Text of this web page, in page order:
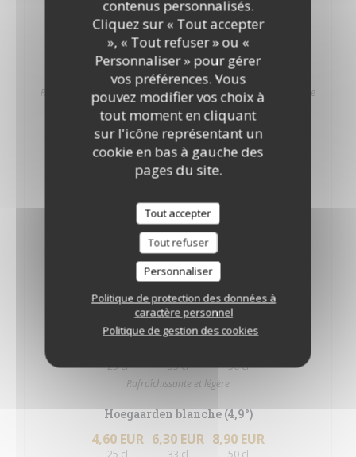
contenus personnalisés.
Cliquez sur « Tout accepter
», « Tout refuser » ou «
Personnaliser » pour gérer
vos préférences. Vous
pouvez modifier vos choix à
tout moment en cliquant
sur l'icône représentant un
cookie en bas à gauche des
pages du site.
Tout accepter
Tout refuser
Personnaliser
Politique de protection des données à
caractère personnel
Politique de gestion des cookies
Leffe Blonde (6,6°)
4,60 EUR
25 cl
6,30 EUR
33 cl
8,90 EUR
50 cl
Robe dorée et lumineuse, Douces nuances de vanille et de clou de
girofle
Leffe Ruby (5°)
5,50 EUR 6,90 EUR
33 cl
9,90 EUR
rose
Leffe Triple Karmeliet (8,4°)
5,90 EUR 7,70 EUR
33 cl
10,90 EUR
Bière belge aux arômes fruités d'agrumes et notes vanillées
Bud (5°)
25 cl 33 cl
50 cl
Rafraîchissante et légère
Hoegaarden blanche (4,9°)
4,60 EUR
25 cl
6,30 EUR
33 cl
8,90 EUR
50 cl